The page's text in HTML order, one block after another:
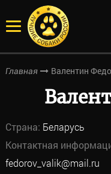
Главная Валентин
Страна: Беларусь
Контактная
fedorov_valik@mail.ru